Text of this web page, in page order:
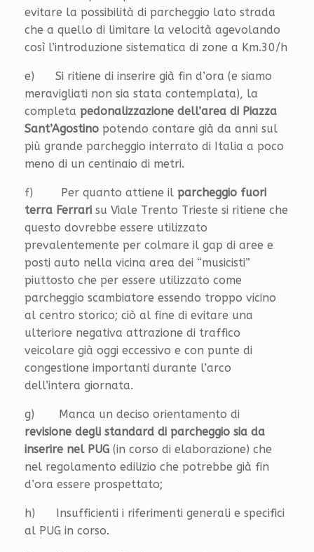
evitare la possibilità di parcheggio lato strada
che a quello di limitare la velocità agevolando
così l’introduzione sistematica di zone a Km.30/h
e) Si ritiene di inserire già fin d’ora (e siamo
meravigliati non sia stata contemplata), la
completa pedonalizzazione dell’area di Piazza
Sant’Agostino potendo contare già da anni sul
più grande parcheggio interrato di Italia a poco
meno di un centinaio di metri.
f) Per quanto attiene il parcheggio fuori
terra Ferrari su Viale Trento Trieste si ritiene che
questo dovrebbe essere utilizzato
prevalentemente per colmare il gap di aree e
posti auto nella vicina area dei “musicisti”
piuttosto che per essere utilizzato come
parcheggio scambiatore essendo troppo vicino
al centro storico; ciò al fine di evitare una
ulteriore negativa attrazione di traffico
veicolare già oggi eccessivo e con punte di
congestione importanti durante l’arco
dell’intera giornata.
g) Manca un deciso orientamento di
revisione degli standard di parcheggio sia da
inserire nel PUG (in corso di elaborazione) che
nel regolamento edilizio che potrebbe già fin
d’ora essere prospettato;
h) Insufficienti i riferimenti generali e specifici
al PUG in corso.